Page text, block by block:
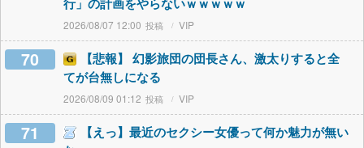
2026/08/07 12:00 VIP
70
【悲報】 幻影旅団の団長さん、激太りすると全
てが台無しになる
2026/08/09 01:12 VIP
71
【えっ】最近のセクシー女優って何か魅力が無い